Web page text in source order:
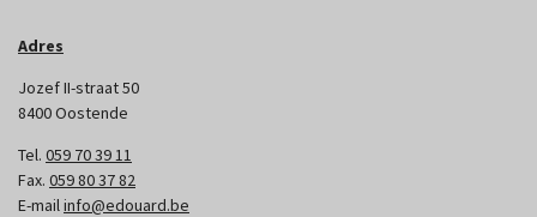
Adres
Jozef II-straat 50
8400 Oostende
Tel. 059 70 39 11
Fax. 059 80 37 82
E-mailinfo@edouard.be